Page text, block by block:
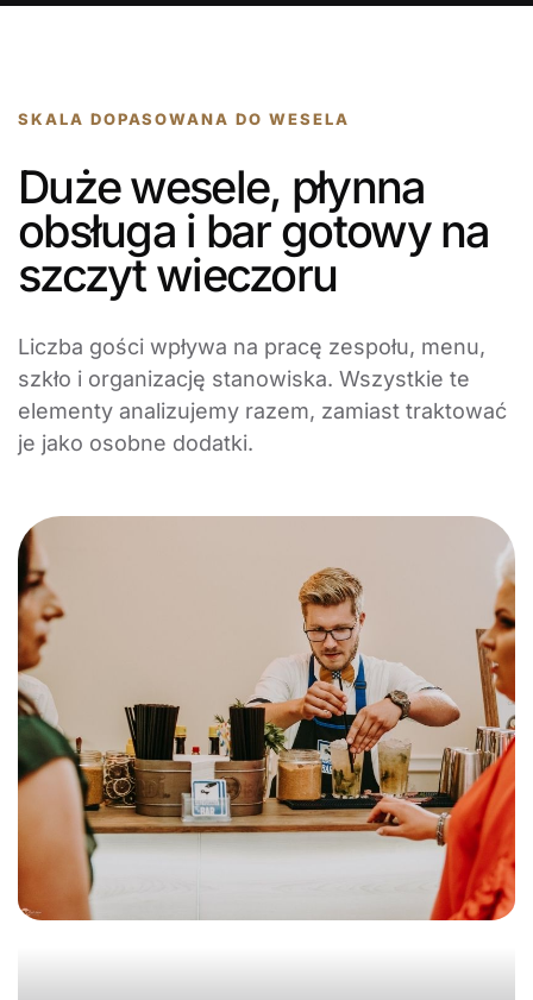
SKALA DOPASOWANA DO WESELA
Duże wesele, płynna
obsługa i bar gotowy na
szczyt wieczoru
Liczba gości wpływa na pracę zespołu, menu,
szkło i organizację stanowiska. Wszystkie te
elementy analizujemy razem, zamiast traktować
je jako osobne dodatki.